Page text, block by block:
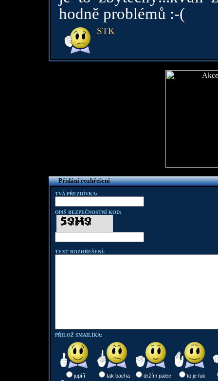
hodně problémů :-(
STK
Přidání rozhřešení
TVÁ PŘEZDÍVKA:
OPIŠ BEZPEČNOSTNÍ KOD:
TEXT ROZHŘEŠENÍ:
PŘILOŽ SMAILÍKA:
jupííí tak bacha držím palec
to je fuk